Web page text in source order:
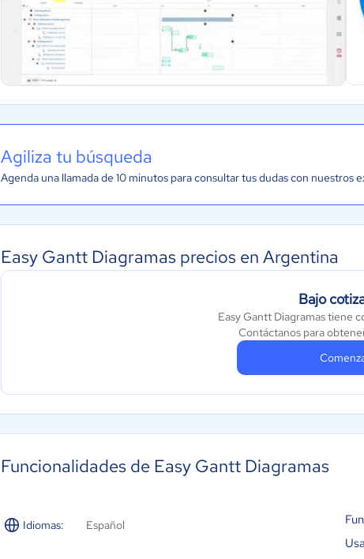
Agiliza tu búsqueda
Agenda una llamada de 10 minutos para consultar tus dudas con nuestros
Easy Gantt Diagramas precios en Argentina
Bajo
Easy Gantt Diagramas tiene
Contáctanos para
Funcionalidades de Easy Gantt Diagramas
Idiomas: Español